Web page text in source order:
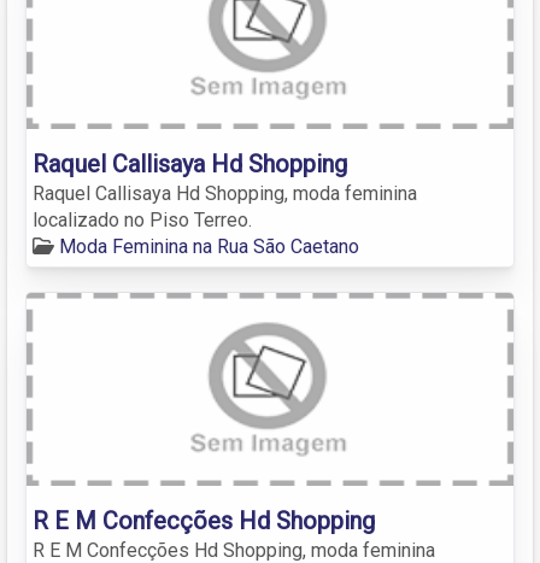
Raquel Callisaya Hd Shopping
Raquel Callisaya Hd Shopping, moda feminina
localizado no Piso Terreo.
Moda Feminina na Rua São Caetano
R E M Confecções Hd Shopping
R E M Confecções Hd Shopping, moda feminina